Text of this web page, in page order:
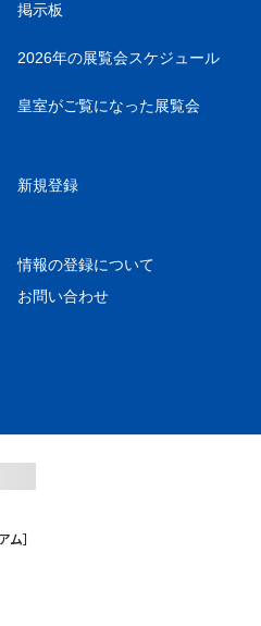
掲示板
2026年の展覧会スケジュール
皇室がご覧になった展覧会
新規登録
情報の登録について
お問い合わせ
］